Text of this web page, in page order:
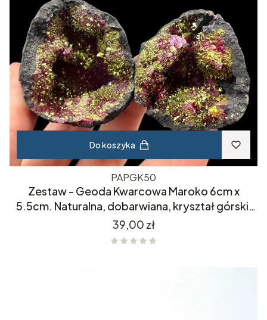
Do koszyka
PAPGK50
Zestaw - Geoda Kwarcowa Maroko 6cm x
5.5cm. Naturalna, dobarwiana, kryształ górski,
kwarc, minerał.
Cena
39,00 zł